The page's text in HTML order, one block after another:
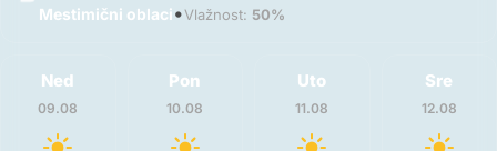
Mestimični oblaci•Vlažnost: 50%
Ned
09.08
Pon
10.08
Uto
11.08
Sre
12.08